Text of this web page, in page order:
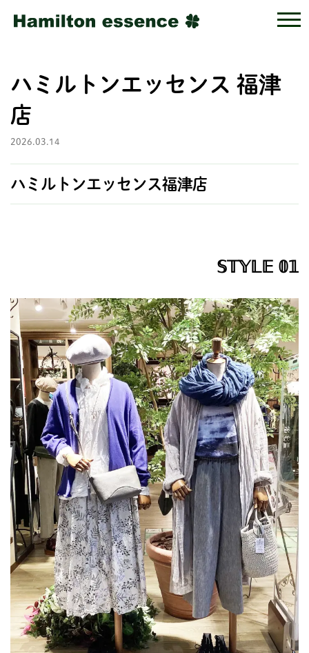
ハミルトンエッセンス 福津
店
2026.03.14
ハミルトンエッセンス福津店
𝕊𝕋𝕐𝕃𝔼 𝟘𝟙